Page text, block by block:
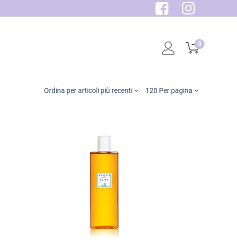
0
Ordina per articoli più recenti 120 Per pagina